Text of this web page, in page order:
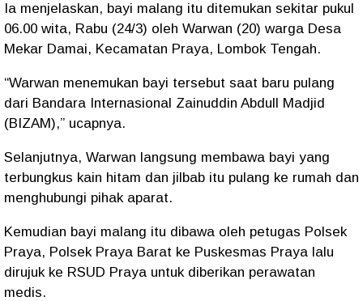
Ia menjelaskan, bayi malang itu ditemukan sekitar pukul
06.00 wita, Rabu (24/3) oleh Warwan (20) warga Desa
Mekar Damai, Kecamatan Praya, Lombok Tengah.
“Warwan menemukan bayi tersebut saat baru pulang
dari Bandara Internasional Zainuddin Abdull Madjid
(BIZAM),” ucapnya.
Selanjutnya, Warwan langsung membawa bayi yang
terbungkus kain hitam dan jilbab itu pulang ke rumah dan
menghubungi pihak aparat.
Kemudian bayi malang itu dibawa oleh petugas Polsek
Praya, Polsek Praya Barat ke Puskesmas Praya lalu
dirujuk ke RSUD Praya untuk diberikan perawatan
medis.